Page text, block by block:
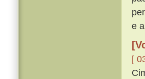
e
[